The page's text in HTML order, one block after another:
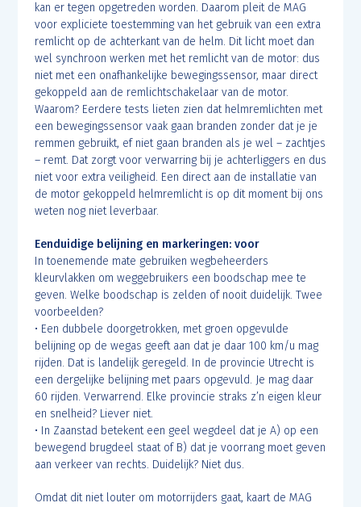
kan er tegen opgetreden worden. Daarom pleit de MAG
voor expliciete toestemming van het gebruik van een extra
remlicht op de achterkant van de helm. Dit licht moet dan
wel synchroon werken met het remlicht van de motor: dus
niet met een onafhankelijke bewegingssensor, maar direct
gekoppeld aan de remlichtschakelaar van de motor.
Waarom? Eerdere tests lieten zien dat helmremlichten met
een bewegingssensor vaak gaan branden zonder dat je je
remmen gebruikt, ef niet gaan branden als je wel – zachtjes
– remt. Dat zorgt voor verwarring bij je achterliggers en dus
niet voor extra veiligheid. Een direct aan de installatie van
de motor gekoppeld helmremlicht is op dit moment bij ons
weten nog niet leverbaar.
Eenduidige belijning en markeringen: voor
In toenemende mate gebruiken wegbeheerders
kleurvlakken om weggebruikers een boodschap mee te
geven. Welke boodschap is zelden of nooit duidelijk. Twee
voorbeelden?
• Een dubbele doorgetrokken, met groen opgevulde
belijning op de wegas geeft aan dat je daar 100 km/u mag
rijden. Dat is landelijk geregeld. In de provincie Utrecht is
een dergelijke belijning met paars opgevuld. Je mag daar
60 rijden. Verwarrend. Elke provincie straks z’n eigen kleur
en snelheid? Liever niet.
• In Zaanstad betekent een geel wegdeel dat je A) op een
bewegend brugdeel staat of B) dat je voorrang moet geven
aan verkeer van rechts. Duidelijk? Niet dus.
Omdat dit niet louter om motorrijders gaat, kaart de MAG